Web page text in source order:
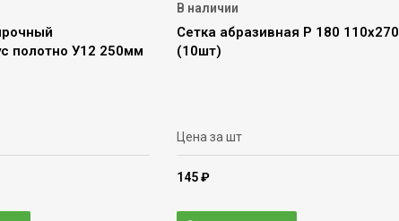
полотно У12 250мм
В наличии
Сетка абразивная Р 180 110х270
(10шт)
Цена за шт
145 ₽